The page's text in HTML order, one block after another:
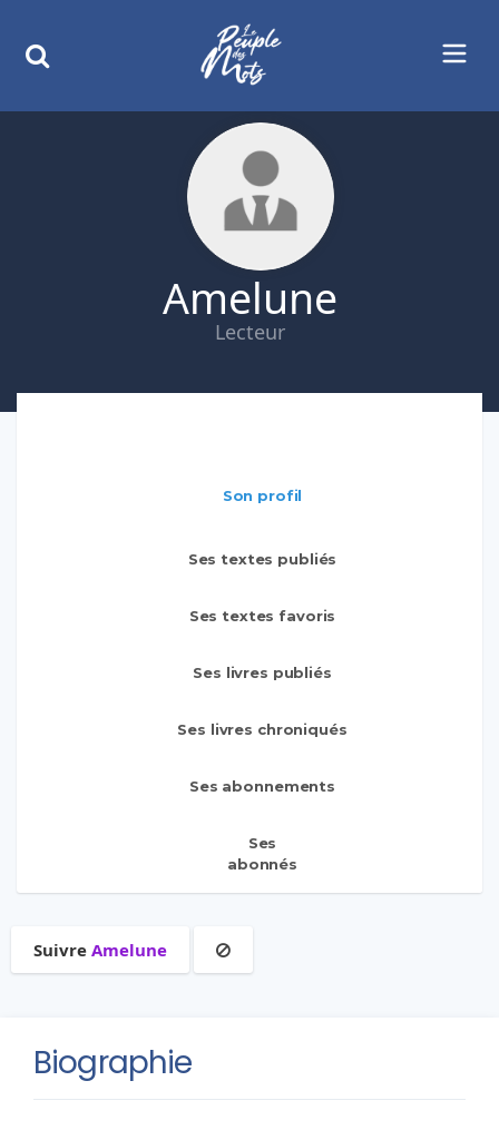
Amelune
Lecteur
Son profil
Ses textes publiés
Ses textes favoris
Ses livres publiés
Ses livres chroniqués
Ses abonnements
Ses
abonnés
Suivre Amelune
Biographie